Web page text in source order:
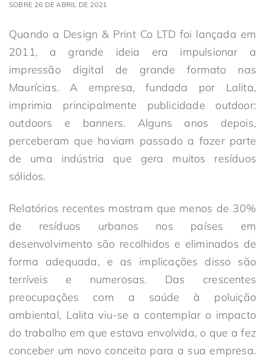
SOBRE 26 DE ABRIL DE 2021
Quando a Design & Print Co LTD foi lançada em
2011, a grande ideia era impulsionar a
impressão digital de grande formato nas
Maurícias. A empresa, fundada por Lalita,
imprimia principalmente publicidade outdoor:
outdoors e banners. Alguns anos depois,
perceberam que haviam passado a fazer parte
de uma indústria que gera muitos resíduos
sólidos.
Relatórios recentes mostram que menos de 30%
de resíduos urbanos nos países em
desenvolvimento são recolhidos e eliminados de
forma adequada, e as implicações disso são
terríveis e numerosas. Das crescentes
preocupações com a saúde à poluição
ambiental, Lalita viu-se a contemplar o impacto
do trabalho em que estava envolvida, o que a fez
conceber um novo conceito para a sua empresa.